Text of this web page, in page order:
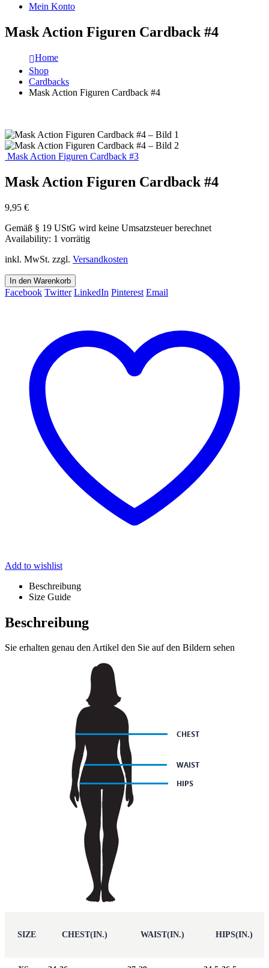
Mein Konto
Mask Action Figuren Cardback #4
Home
Shop
Cardbacks
Mask Action Figuren Cardback #4
Mask Action Figuren Cardback #3
Mask Action Figuren Cardback #4
9,95 €
Gemäß § 19 UStG wird keine Umsatzsteuer berechnet
Availability: 1 vorrätig
inkl. MwSt. zzgl. Versandkosten
In den Warenkorb
Facebook Twitter LinkedIn Pinterest Email
Add to wishlist
Beschreibung
Size Guide
Beschreibung
Sie erhalten genau den Artikel den Sie auf den Bildern sehen
SIZE CHEST(IN.) WAIST(IN.) HIPS(IN.)